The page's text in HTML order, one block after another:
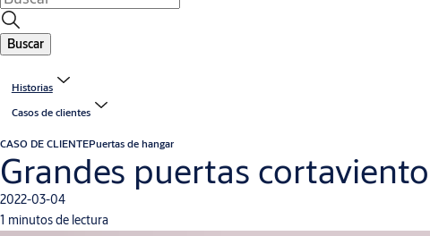
Buscar
Historias
Casos de clientes
CASO DE CLIENTEPuertas de hangar
Grandes puertas
2022-03-04
1 minutos de lectura